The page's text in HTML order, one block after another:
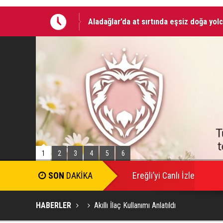
Aladağlar’da at sırtında eşsiz doğa
09 AĞUSTOS 2026 Tarihinde Ereğli’de
1 2 3 4 5 6
Ereğli’yi Canlı İzle
HABERLER Akıllı İlaç Kullanımı Anlatıldı